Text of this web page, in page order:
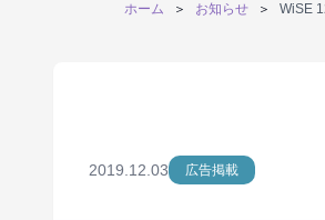
ホーム ＞ お知らせ ＞ WiSE
2019.12.03 広告掲載